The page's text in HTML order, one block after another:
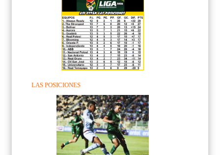
LAS POSICIONES